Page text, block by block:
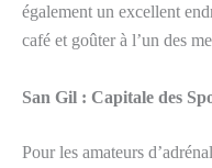
également un excellent
café et goûter à l’un des
San Gil : Capitale des
Pour les amateurs